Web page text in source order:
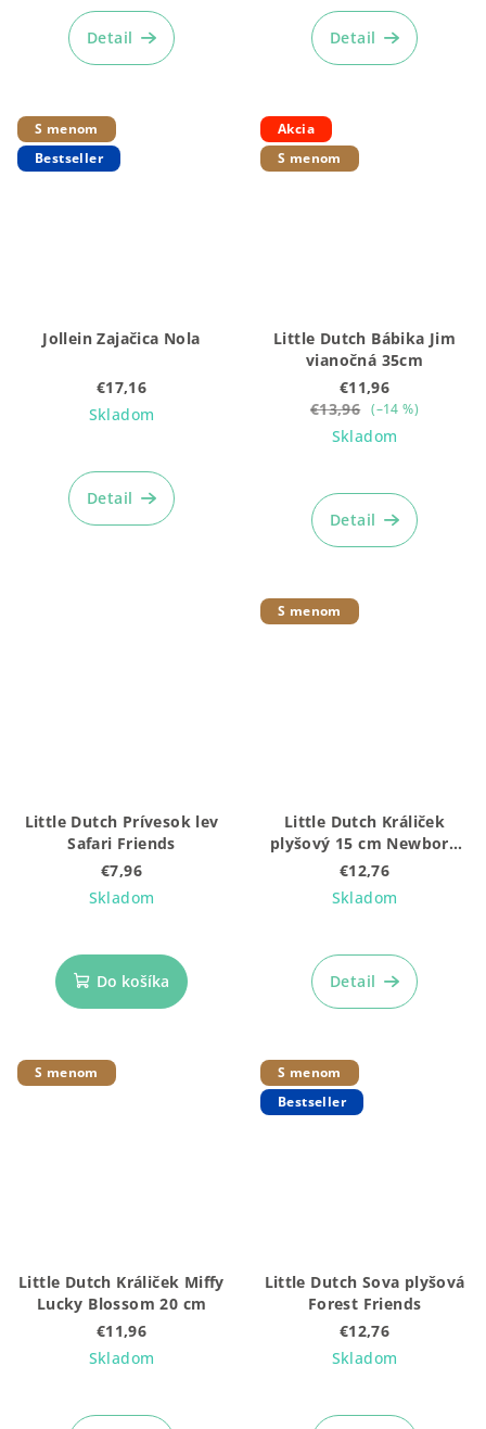
Detail
hodnotenie
produktu
Detail
S menom
Bestseller
Jollein Zajačica Nola
€17,16
Skladom
Detail
Akcia
S menom
Little Dutch Bábika Jim
vianočná 35cm
€11,96
€13,96 (–14 %)
Skladom
Detail
Little Dutch Prívesok lev
Safari Friends
€7,96
Skladom
Do košíka
S menom
Little Dutch Králiček
plyšový 15 cm Newborn
Naturals (8850LD - na
€12,76
Skladom
Detail
S menom
Little Dutch Králiček Miffy
Lucky Blossom 20 cm
€11,96
Skladom
S menom
Bestseller
Little Dutch Sova plyšová
Forest Friends
€12,76
Skladom